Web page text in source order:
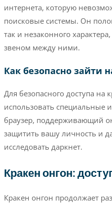
интернета, которую
поисковые системы. Он
так и незаконного
звеном между ними.
Как безопасно зайти
Для безопасного доступа на
использовать специальные
браузер, поддерживающий
защитить вашу личность и
исследовать даркнет.
Кракен онгон:
Кракен онгон продолжает